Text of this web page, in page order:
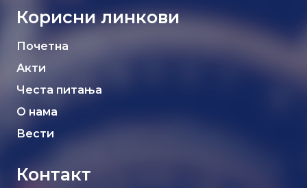
Корисни линкови
Почетна
Акти
Честа питања
О нама
Вести
Контакт